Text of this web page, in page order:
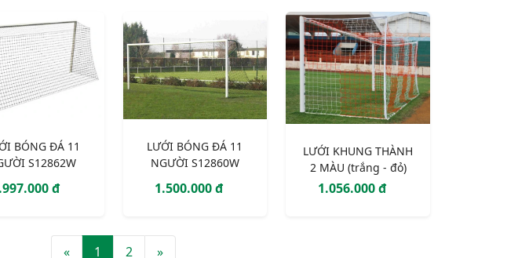
BÓNG ĐÁ 11
S12862W
đ
LƯỚI BÓNG ĐÁ 11
NGƯỜI S12860W
1.500.000 đ
LƯỚI KHUNG THÀNH
2 MÀU (trắng - đỏ)
1.056.000 đ
« 1 2 »